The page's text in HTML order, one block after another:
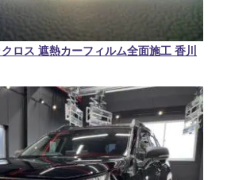
ロス 遮熱カーフィルム全面施工 香川